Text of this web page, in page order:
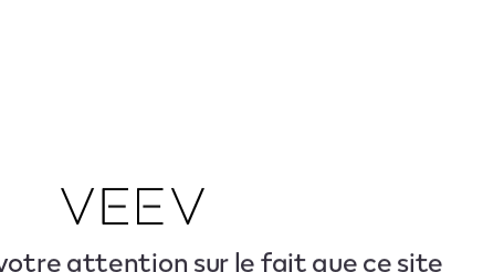
attention sur le fait que ce site